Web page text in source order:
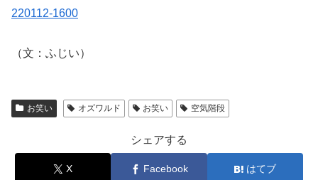
220112-1600
（文：ふじい）
お笑い オズワルド お笑い 空気階段
シェアする
X Facebook はてブ